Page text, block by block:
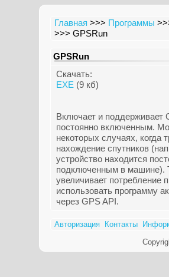
Главная >>> Программы
>>> GPSRun
GPSRun
Скачать:
EXE (9 кб)
Включает и поддерживает
постоянно включенным.
некоторых случаях, когда
нахождение спутников
устройство находится
подключенным в машине).
увеличивает потребление
использовать программу
через GPS API.
Авторизация Контакты